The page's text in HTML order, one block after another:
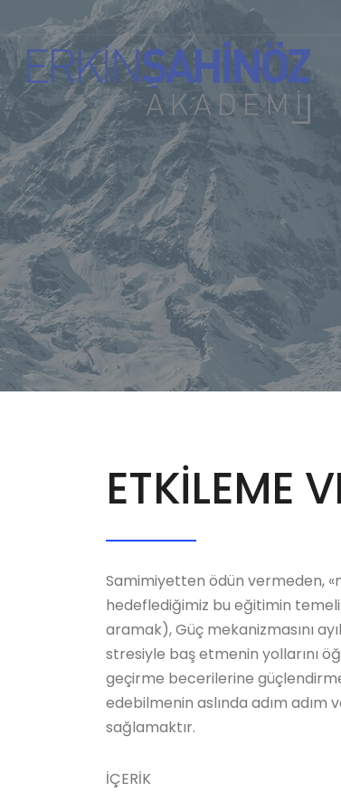
ETKİLEME
Samimiyetten ödün vermeden,
hedeflediğimiz bu eğitimin
aramak), Güç mekanizmasını
stresiyle baş etmenin yollarını
geçirme becerilerine
edebilmenin aslında adım adım
sağlamaktır.
İÇERİK